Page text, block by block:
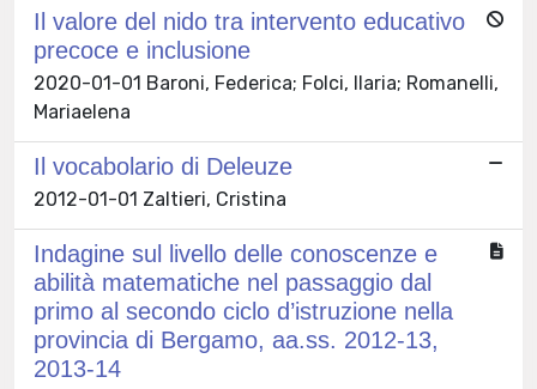
Il valore del nido tra intervento educativo
precoce e inclusione
2020-01-01 Baroni, Federica; Folci, Ilaria; Romanelli,
Mariaelena
Il vocabolario di Deleuze
2012-01-01 Zaltieri, Cristina
Indagine sul livello delle conoscenze e
abilità matematiche nel passaggio dal
primo al secondo ciclo d’istruzione nella
provincia di Bergamo, aa.ss. 2012-13,
2013-14